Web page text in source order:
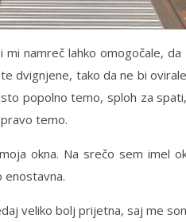
mi namreč lahko omogočale,
dvignjene, tako da ne bi
popolno temo, sploh za
temo.
okna. Na srečo sem imel
enostavna.
veliko bolj prijetna, saj me